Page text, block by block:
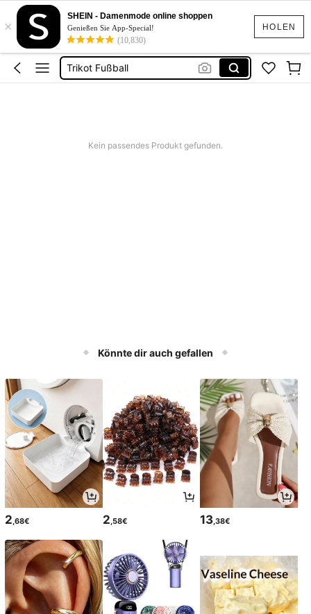
HOLEN
×
SHEIN - Damenmode online shoppen
Genießen Sie App-Special!
(10,830)
Jogginghose Herren
Trikot
Trikot Fußball
Nike
Kein passendes Produkt gefunden.
Könnte dir auch gefallen
2 ,68€ 2 ,58€ 13 ,38€